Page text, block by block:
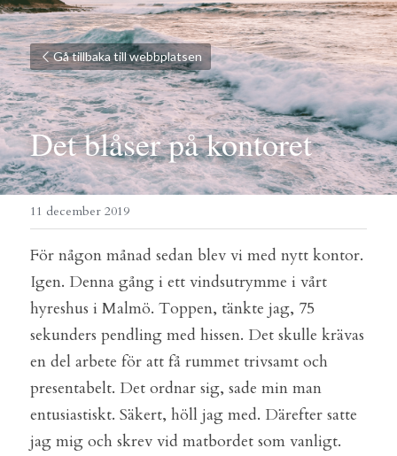
Gå tillbaka till webbplatsen
Det blåser på kontoret
11 december 2019
För någon månad sedan blev vi med nytt kontor.
Igen. Denna gång i ett vindsutrymme i vårt
hyreshus i Malmö. Toppen, tänkte jag, 75
sekunders pendling med hissen. Det skulle krävas
en del arbete för att få rummet trivsamt och
presentabelt. Det ordnar sig, sade min man
entusiastiskt. Säkert, höll jag med. Därefter satte
jag mig och skrev vid matbordet som vanligt.